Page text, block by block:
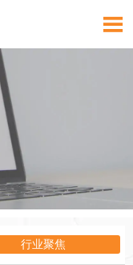

行业聚焦